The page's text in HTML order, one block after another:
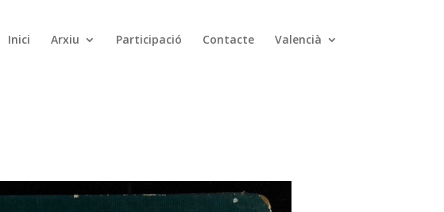
Inici Arxiu Participació Contacte Valencià